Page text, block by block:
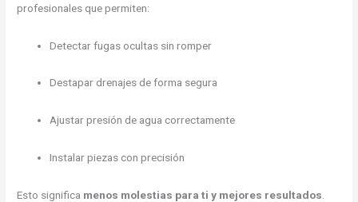
profesionales que permiten:
Detectar fugas ocultas sin romper
Destapar drenajes de forma segura
Ajustar presión de agua correctamente
Instalar piezas con precisión
Esto significa menos molestias para ti y mejores resultados